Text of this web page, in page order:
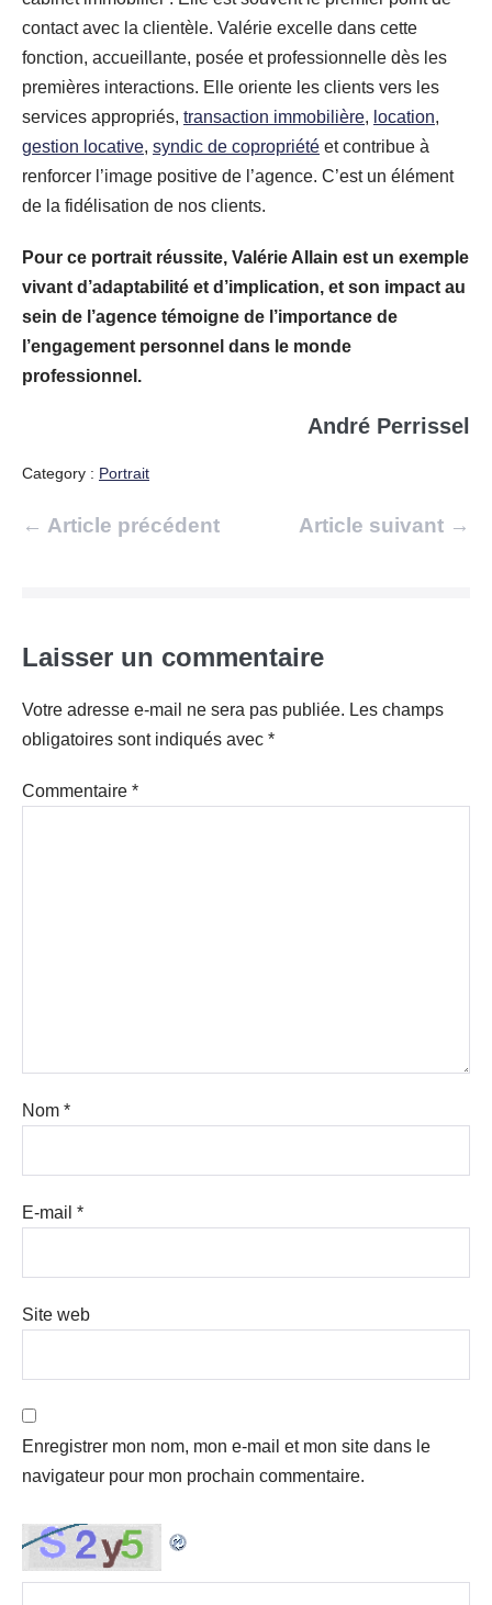
contact avec la clientèle. Valérie excelle dans cette
fonction, accueillante, posée et professionnelle dès les
premières interactions. Elle oriente les clients vers les
services appropriés, transaction immobilière, location,
gestion locative, syndic de copropriété et contribue à
renforcer l’image positive de l’agence. C’est un élément
de la fidélisation de nos clients.
Pour ce portrait réussite, Valérie Allain est un exemple
vivant d’adaptabilité et d’implication, et son impact au
sein de l’agence témoigne de l’importance de
l’engagement personnel dans le monde
professionnel.
André Perrissel
Category : Portrait
Navigation
← Article précédent Article suivant →
Laisser un commentaire
Votre adresse e-mail ne sera pas publiée. Les champs
obligatoires sont indiqués avec *
Commentaire *
Nom *
E-mail *
Site web
Enregistrer mon nom, mon e-mail et mon site dans le
navigateur pour mon prochain commentaire.